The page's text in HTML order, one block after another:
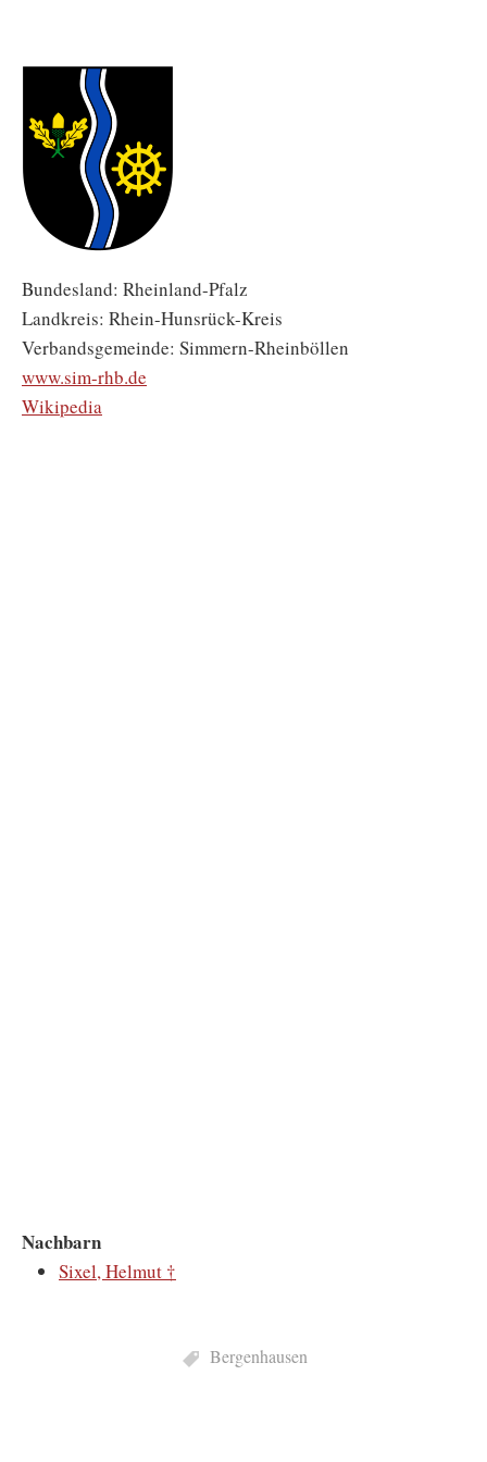
Bundesland: Rheinland-Pfalz
Landkreis: Rhein-Hunsrück-Kreis
Verbandsgemeinde: Simmern-Rheinböllen
www.sim-rhb.de
Wikipedia
Nachbarn
Sixel, Helmut †
Bergenhausen